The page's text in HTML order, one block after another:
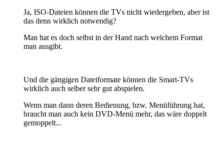
Ja, ISO-Dateien können die TVs nicht wiedergeben, aber ist
das denn wirklich notwendig?
Man hat es doch selbst in der Hand nach welchem Format
man ausgibt.
Und die gängigen Dateiformate können die Smart-TVs
wirklich auch selber sehr gut abspielen.
Wenn man dann deren Bedienung, bzw. Menüführung hat,
braucht man auch kein DVD-Menü mehr, das wäre doppelt
gemoppelt...